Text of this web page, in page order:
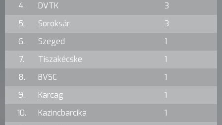
4.
DVTK
3
5.
Soroksár
3
6.
Szeged
1
7.
Tiszakécske
1
8.
BVSC
1
9.
Karcag
1
10.
Kazincbarcika
1